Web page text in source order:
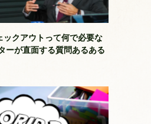
ックアウトって何で必要な
ーが直面する質問あるある